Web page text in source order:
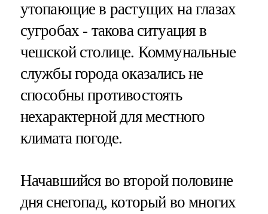
утопающие в растущих на глазах
сугробах - такова ситуация в
чешской столице. Коммунальные
службы города оказались не
способны противостоять
нехарактерной для местного
климата погоде.
Начавшийся во второй половине
дня снегопад, который во многих